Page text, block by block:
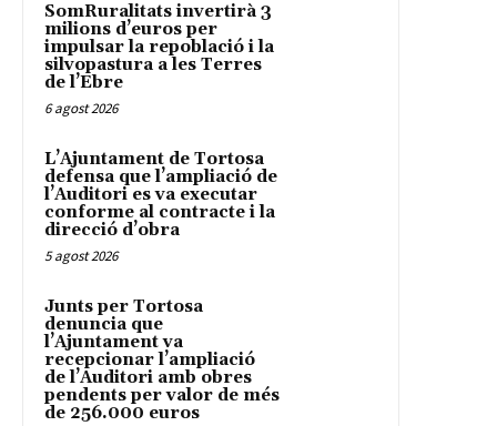
SomRuralitats invertirà 3
milions d’euros per
impulsar la repoblació i la
silvopastura a les Terres
de l’Ebre
6 agost 2026
L’Ajuntament de Tortosa
defensa que l’ampliació de
l’Auditori es va executar
conforme al contracte i la
direcció d’obra
5 agost 2026
Junts per Tortosa
denuncia que
l’Ajuntament va
recepcionar l’ampliació
de l’Auditori amb obres
pendents per valor de més
de 256.000 euros